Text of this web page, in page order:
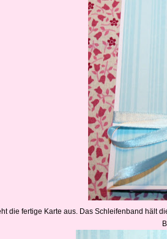
die fertige Karte aus. Das Schleifenband hält